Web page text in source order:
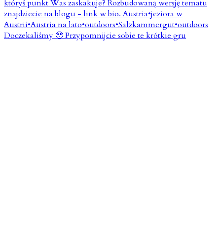
Doczekaliśmy 🥹 Przypomnijcie sobie te krótkie gru